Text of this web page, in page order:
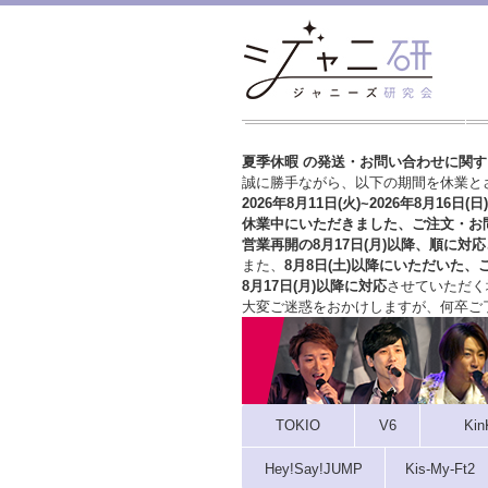
夏季休暇 の発送・お問い合わせに関
誠に勝手ながら、以下の期間を休業
2026年8月11日(火)~2026年8月16日(日)
休業中にいただきました、ご注文・
営業再開の8月17日(月)以降、順に対応
また、 8月8日(土)以降にいただいた、
8月17日(月)以降に対応させていただ
大変ご迷惑をおかけしますが、 何卒ご
TOKIO V6
Hey!Say!JUMP Kis-My-Ft2